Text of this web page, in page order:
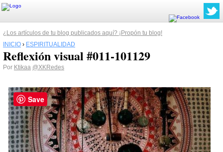
¿Los artículos de tu blog publicados aquí? ¡Propón tu blog!
INICIO › ESPIRITUALIDAD
Reflexión visual #011-101129
Por Ktikaa @XKRedes
Save